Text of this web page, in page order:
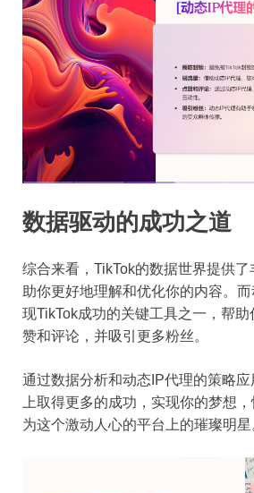
数据驱动的成功之道
综合来看，TikTok的数据世界提供
助你更好地理解和优化你的内容。
现TikTok成功的关键工具之一，帮
赞和评论，并吸引更多粉丝。
通过数据分析和动态IP代理的策略
上取得更多的成功，实现你的梦想
为这个激动人心的平台上的璀璨明星